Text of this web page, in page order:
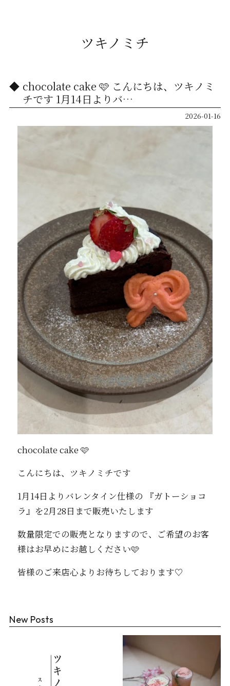
ツキノミチ
chocolate cake 🩷 こんにちは、ツキノミ
チです️ 1月14日よりバ…
2026-01-16
chocolate cake 🩷
こんにちは、ツキノミチです️
1月14日よりバレンタイン仕様の 『ガトーショコ
ラ』を2月28日まで販売いたします
数量限定での販売となりますので、ご希望のお客
様はお早めにお越しください🩷
皆様のご来店心よりお待ちしております♡
New Posts